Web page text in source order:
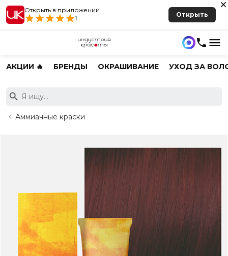
Открыть в приложении
1
Открыть
АКЦИИ 🔥 БРЕНДЫ ОКРАШИВАНИЕ УХОД ЗА
Аммиачные краски